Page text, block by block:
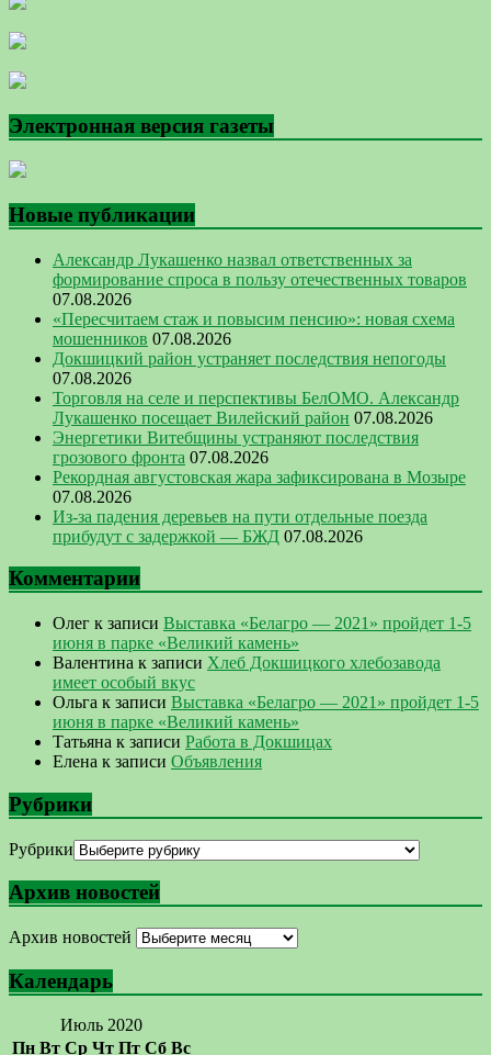
Электронная версия газеты
Новые публикации
Александр Лукашенко назвал ответственных за
формирование спроса в пользу отечественных товаров
07.08.2026
«Пересчитаем стаж и повысим пенсию»: новая схема
мошенников 07.08.2026
Докшицкий район устраняет последствия непогоды
07.08.2026
Торговля на селе и перспективы БелОМО. Александр
Лукашенко посещает Вилейский район 07.08.2026
Энергетики Витебщины устраняют последствия
грозового фронта 07.08.2026
Рекордная августовская жара зафиксирована в Мозыре
07.08.2026
Из-за падения деревьев на пути отдельные поезда
прибудут с задержкой — БЖД 07.08.2026
Комментарии
Олег к записи Выставка «Белагро — 2021» пройдет 1-5
июня в парке «Великий камень»
Валентина к записи Хлеб Докшицкого хлебозавода
имеет особый вкус
Ольга к записи Выставка «Белагро — 2021» пройдет 1-5
июня в парке «Великий камень»
Татьяна к записи Работа в Докшицах
Елена к записи Объявления
Рубрики
Рубрики
Архив новостей
Архив новостей
Календарь
Июль 2020
Пн Вт Ср Чт Пт Сб Вс